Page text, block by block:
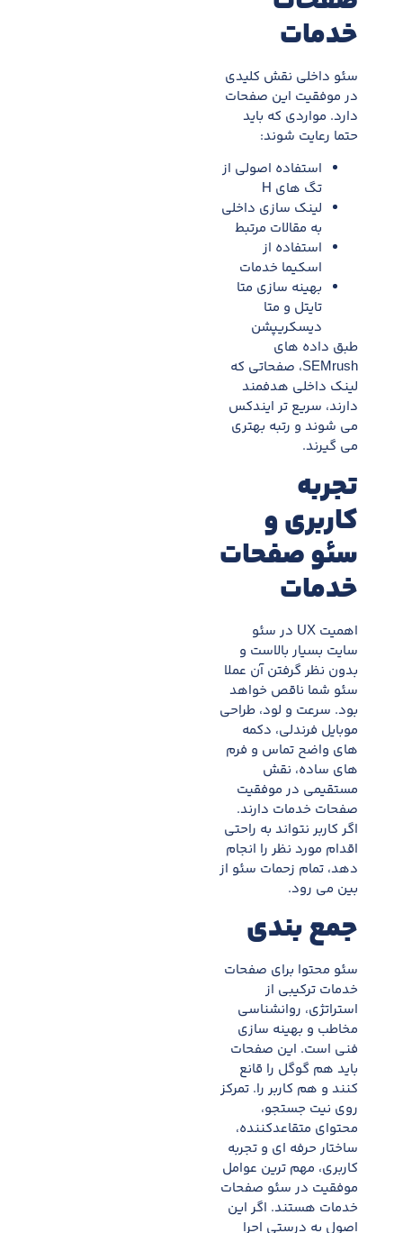
خدمات
سئو داخلی نقش کلیدی
در موفقیت این صفحات
دارد. مواردی که باید
حتما رعایت شوند:
استفاده اصولی از
تگ های H
لینک سازی داخلی
به مقالات مرتبط
استفاده از
اسکیما خدمات
بهینه سازی متا
تایتل و متا
دیسکریپشن
طبق داده های
SEMrush، صفحاتی که
لینک داخلی هدفمند
دارند، سریع تر ایندکس
می شوند و رتبه بهتری
می گیرند.
تجربه
کاربری و
سئو صفحات
خدمات
اهمیت UX در سئو
سایت بسیار بالاست و
بدون نظر گرفتن آن عملا
سئو شما ناقص خواهد
بود. سرعت و لود، طراحی
موبایل فرندلی، دکمه
های واضح تماس و فرم
های ساده، نقش
مستقیمی در موفقیت
صفحات خدمات دارند.
اگر کاربر نتواند به راحتی
اقدام مورد نظر را انجام
دهد، تمام زحمات سئو از
بین می رود.
جمع بندی
سئو محتوا برای صفحات
خدمات ترکیبی از
استراتژی، روانشناسی
مخاطب و بهینه سازی
فنی است. این صفحات
باید هم گوگل را قانع
کنند و هم کاربر را. تمرکز
روی نیت جستجو،
محتوای متقاعدکننده،
ساختار حرفه ای و تجربه
کاربری، مهم ترین عوامل
موفقیت در سئو صفحات
خدمات هستند. اگر این
اصول به درستی اجرا